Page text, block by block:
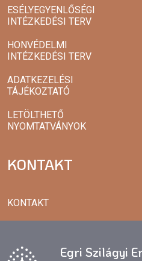
ESÉLYEGYENLŐSÉGI
INTÉZKEDÉSI TERV
HONVÉDELMI
INTÉZKEDÉSI TERV
ADATKEZELÉSI
TÁJÉKOZTATÓ
LETÖLTHETŐ
NYOMTATVÁNYOK
KONTAKT
KONTAKT
Egri Szilágyi